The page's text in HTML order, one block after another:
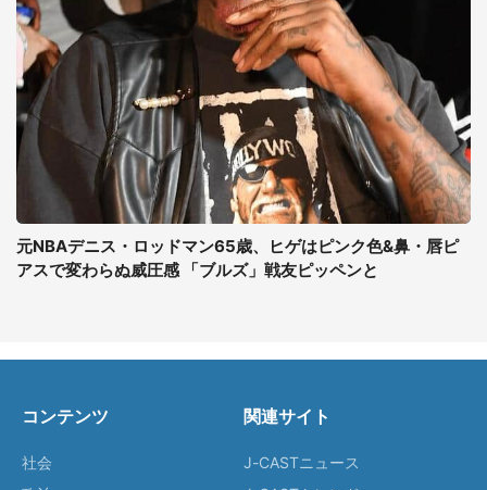
元NBAデニス・ロッドマン65歳、ヒゲはピンク色&鼻・唇ピ
アスで変わらぬ威圧感 「ブルズ」戦友ピッペンと
コンテンツ
社会
関連サイト
J-CASTニュース